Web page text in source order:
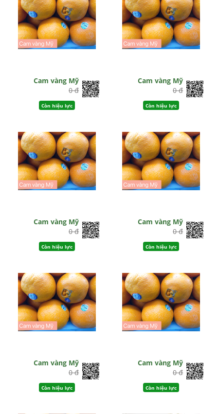
Cam vàng Mỹ
0 đ
Còn hiệu lực
Cam vàng Mỹ
0 đ
Còn hiệu lực
Cam vàng Mỹ
0 đ
Còn hiệu lực
Cam vàng Mỹ
0 đ
Còn hiệu lực
Cam vàng Mỹ
0 đ
Còn hiệu lực
Cam vàng Mỹ
0 đ
Còn hiệu lực